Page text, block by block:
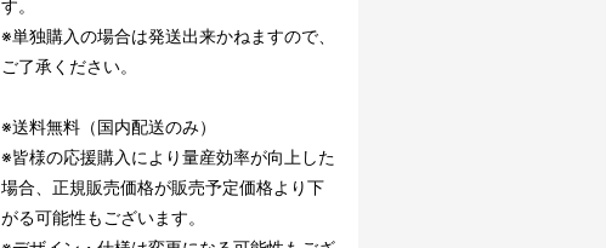
す。
※単独購入の場合は発送出来かねますので、
ご了承ください。
※送料無料（国内配送のみ）
※皆様の応援購入により量産効率が向上した
場合、正規販売価格が販売予定価格より下
がる可能性もございます。